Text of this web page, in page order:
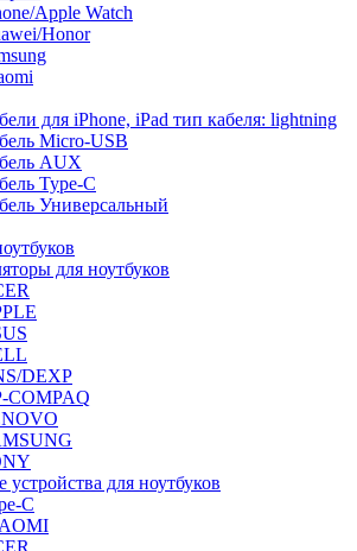
Apple Watch
Honor
для iPhone, iPad тип кабеля: lightning
Micro-USB
AUX
Type-C
Универсальный
для ноутбуков
DEXP
COMPAQ
устройства для ноутбуков
C